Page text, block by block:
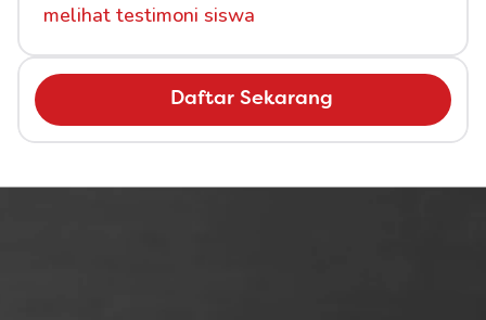
Daftar Sekarang
melihat testimoni siswa